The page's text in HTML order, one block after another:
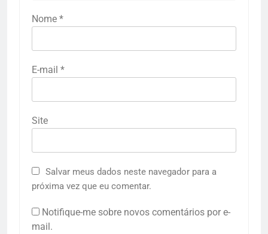
Nome *
E-mail *
Site
Salvar meus dados neste navegador para a
próxima vez que eu comentar.
Notifique-me sobre novos comentários por e-
mail.